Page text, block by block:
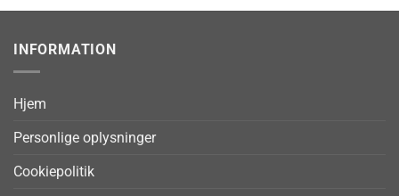
INFORMATION
Hjem
Personlige oplysninger
Cookiepolitik